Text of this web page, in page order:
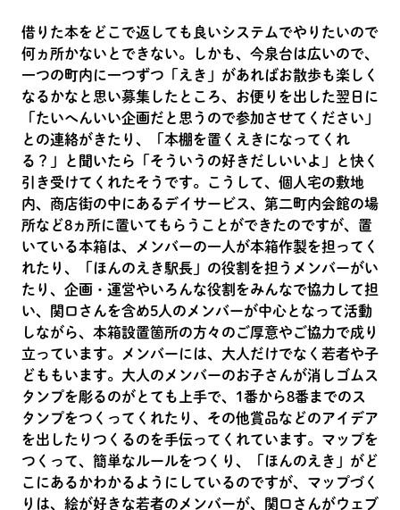
借りた本をどこで返しても良いシステムでやりたいので
何ヵ所かないとできない。しかも、今泉台は広いので、
一つの町内に一つずつ「えき」があればお散歩も楽しく
なるかなと思い募集したところ、お便りを出した翌日に
「たいへんいい企画だと思うので参加させてください」
との連絡がきたり、「本棚を置くえきになってくれ
る？」と聞いたら「そういうの好きだしいいよ」と快く
引き受けてくれたそうです。こうして、個人宅の敷地
内、商店街の中にあるデイサービス、第二町内会館の場
所など8ヵ所に置いてもらうことができたのですが、置
いている本箱は、メンバーの一人が本箱作製を担ってく
れたり、「ほんのえき駅長」の役割を担うメンバーがい
たり、企画・運営やいろんな役割をみんなで協力して担
い、関口さんを含め5人のメンバーが中心となって活動
しながら、本箱設置箇所の方々のご厚意やご協力で成り
立っています。メンバーには、大人だけでなく若者や子
どももいます。大人のメンバーのお子さんが消しゴムス
タンプを彫るのがとても上手で、1番から8番までのス
タンプをつくってくれたり、その他賞品などのアイデア
を出したりつくるのを手伝ってくれています。マップを
つくって、簡単なルールをつくり、「ほんのえき」がど
こにあるかわかるようにしているのですが、マップづく
りは、絵が好きな若者のメンバーが、関口さんがウェブ